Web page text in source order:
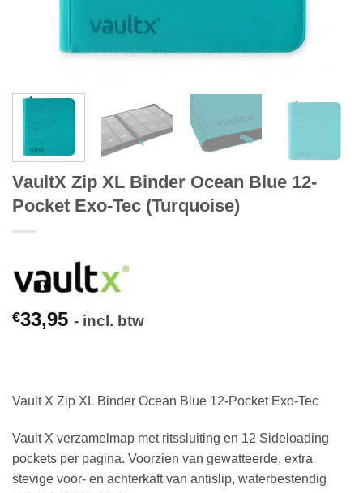
VaultX Zip XL Binder Ocean Blue 12-
Pocket Exo-Tec (Turquoise)
€33,95 - incl. btw
Vault X Zip XL Binder Ocean Blue 12-Pocket Exo-Tec
Vault X verzamelmap met ritssluiting en 12 Sideloading
pockets per pagina. Voorzien van gewatteerde, extra
stevige voor- en achterkaft van antislip, waterbestendig